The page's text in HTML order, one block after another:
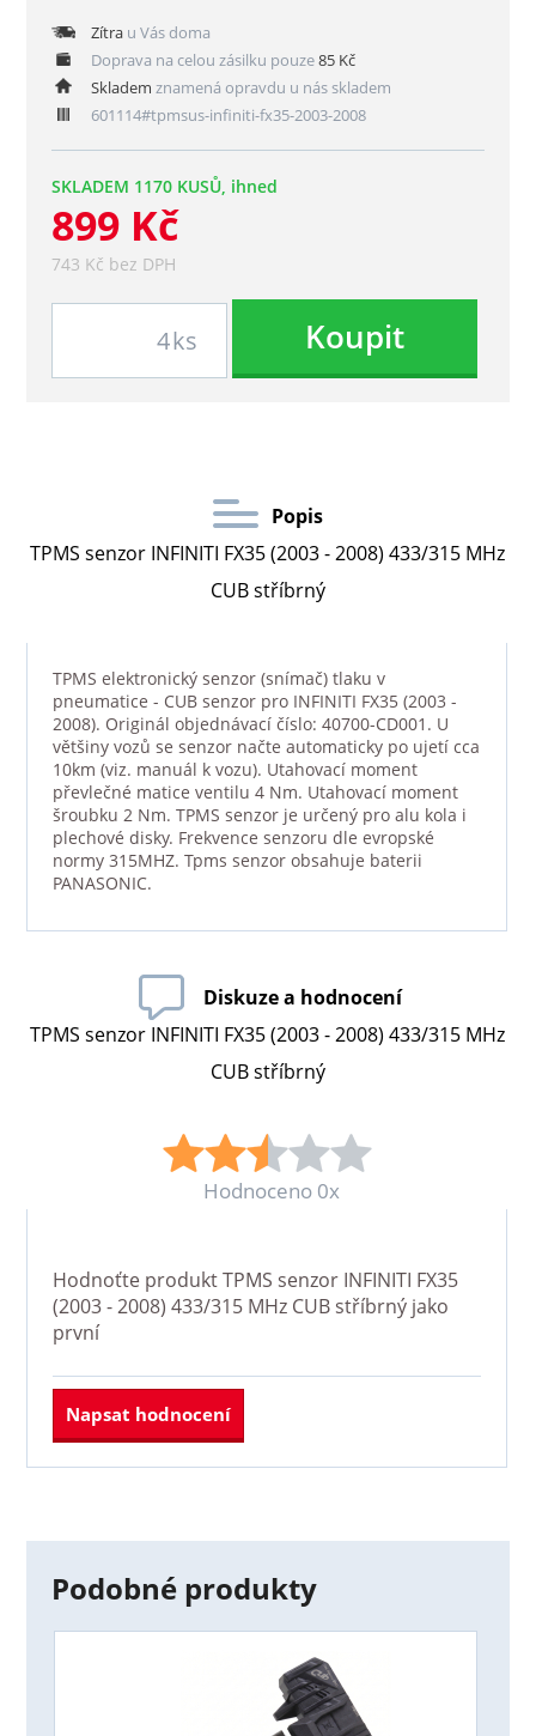
Zítrau Vás doma
Doprava na celou zásilku pouze85 Kč
Skladem znamená opravdu u nás skladem
601114#tpmsus-infiniti-fx35-2003-2008
SKLADEM 1170 KUSŮ, ihned
899 Kč
743 Kč bez DPH
ks Koupit
Popis
TPMS senzor INFINITI FX35 (2003 - 2008) 433/315 MHz
CUB stříbrný
TPMS elektronický senzor (snímač) tlaku v
pneumatice - CUB senzor pro INFINITI FX35 (2003 -
2008). Originál objednávací číslo: 40700-CD001. U
většiny vozů se senzor načte automaticky po ujetí cca
10km (viz. manuál k vozu). Utahovací moment
převlečné matice ventilu 4 Nm. Utahovací moment
šroubku 2 Nm. TPMS senzor je určený pro alu kola i
plechové disky. Frekvence senzoru dle evropské
normy 315MHZ. Tpms senzor obsahuje baterii
PANASONIC.
Diskuze a hodnocení
TPMS senzor INFINITI FX35 (2003 - 2008) 433/315 MHz
CUB stříbrný
Hodnoceno 0x
Hodnoťte produktTPMS senzor INFINITI FX35
(2003 - 2008) 433/315 MHz CUB stříbrnýjako
první
Napsat hodnocení
Podobné produkty